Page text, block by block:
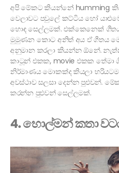
අපි මේකට කියන්නේ humming
වෙලාවට පවුලේ කට්ටිය හෝ
හොඳ සෙල්ලමක්. එක්කෙනෙක්
මුමුණන කොට අනිත් අය ඒ ගීතය
අනුමාන කරලා කියන්න ඕනේ.
කාටූන් එකක, movie එකක තේමා
නිර්මාණය මොකක්ද කියලා
අවස්ථාව සලසා දෙන්න පුළුවන්.
කරන්න පුළුවන් සෙල්ලමක්.
4. හොල්මන් කතා